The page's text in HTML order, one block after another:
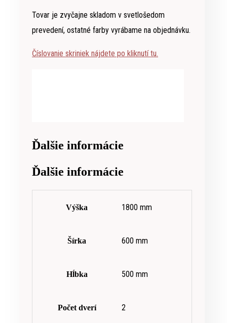
Tovar je zvyčajne skladom v svetlošedom
prevedení, ostatné farby vyrábame na objednávku.
Číslovanie skriniek nájdete po kliknutí tu.
Ďalšie informácie
Ďalšie informácie
Výška 1800 mm
Šírka 600 mm
Hĺbka 500 mm
Počet dverí 2